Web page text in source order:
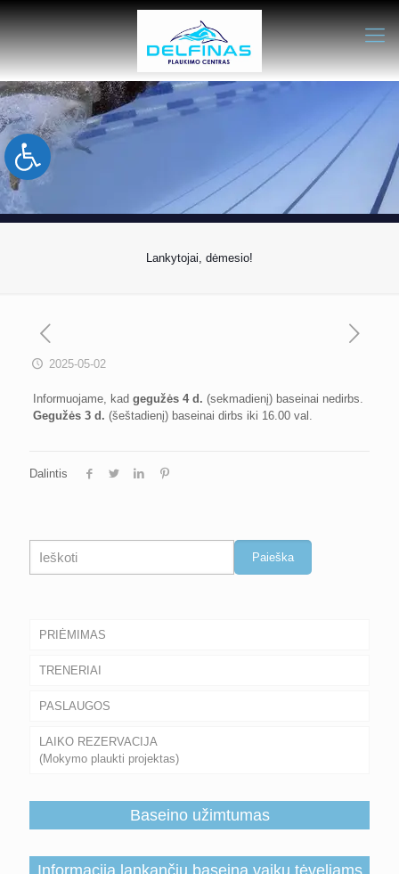
Open toolbar
Lankytojai, dėmesio!
2025-05-02
Informuojame, kad gegužės 4 d. (sekmadienį) baseinai nedirbs.
Gegužės 3 d. (šeštadienį) baseinai dirbs iki 16.00 val.
Dalintis
Paieška Paieška
PRIĖMIMAS
TRENERIAI
PASLAUGOS
LAIKO REZERVACIJA
(Mokymo plaukti projektas)
Baseino užimtumas
Informacija lankančių baseiną vaikų tėveliams